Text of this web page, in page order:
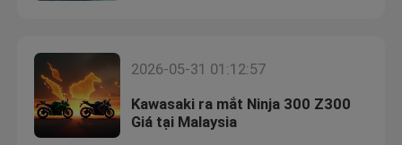
2026-05-31 01:12:57
Kawasaki ra mắt Ninja 300 Z300
Giá tại Malaysia